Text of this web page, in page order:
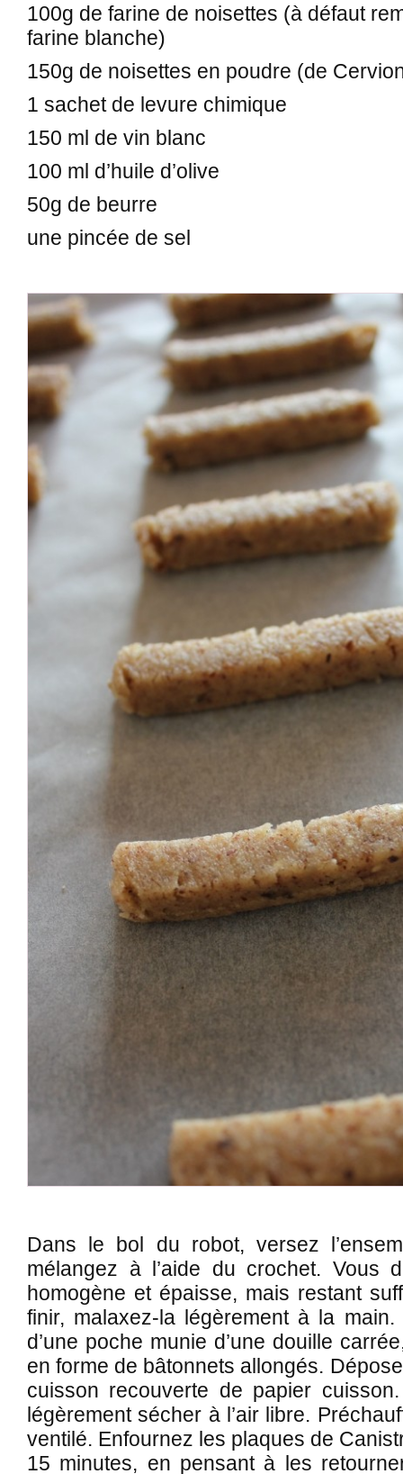
100g de farine de noisettes (à défaut
farine blanche)
150g de noisettes en poudre (de
1 sachet de levure chimique
150 ml de vin blanc
100 ml d’huile d’olive
50g de beurre
une pincée de sel
Dans le bol du robot, versez
mélangez à l’aide du crochet. Vous
homogène et épaisse, mais restant
finir, malaxez-la légèrement à la main.
d’une poche munie d’une douille
en forme de bâtonnets allongés.
cuisson recouverte de papier
légèrement sécher à l’air libre.
ventilé. Enfournez les plaques de
15 minutes, en pensant à les